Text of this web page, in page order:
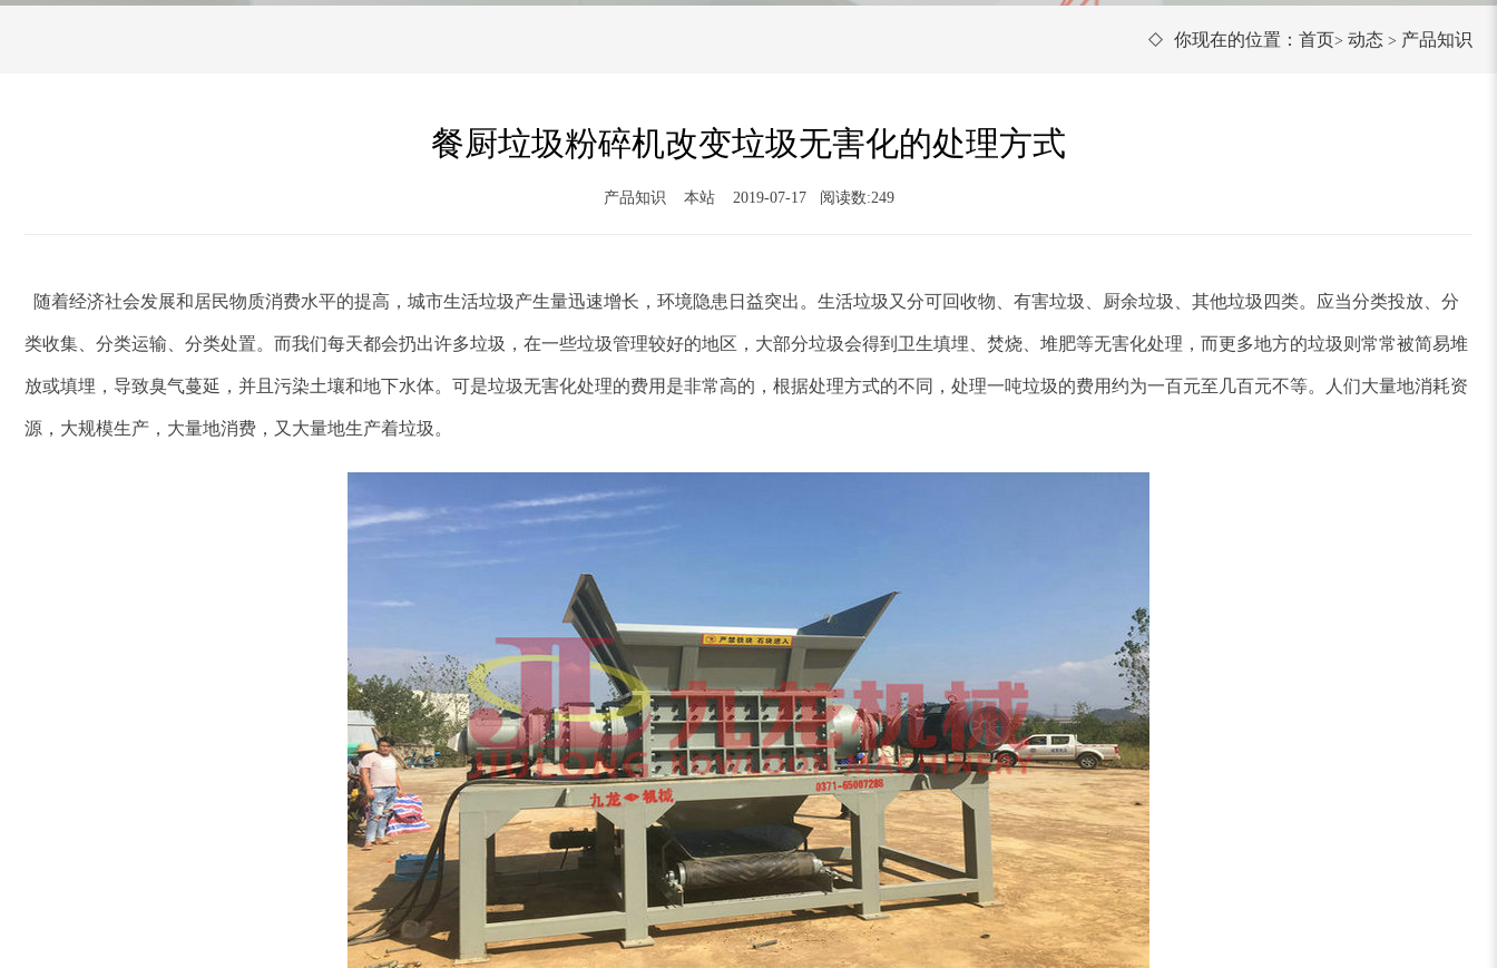
你现在的位置： 首页> 动态 > 产品知识
餐厨垃圾粉碎机改变垃圾无害化的处理方式
产品知识 本站 2019-07-17 阅读数:249
随着经济社会发展和居民物质消费水平的提高，城市生活垃圾产生量迅速增长，环境隐患日益突出。生活垃圾又分可回收物、有害垃圾、厨余垃圾、其他垃圾四类。应当分类投放、分
类收集、分类运输、分类处置。而我们每天都会扔出许多垃圾，在一些垃圾管理较好的地区，大部分垃圾会得到卫生填埋、焚烧、堆肥等无害化处理，而更多地方的垃圾则常常被简易堆
放或填埋，导致臭气蔓延，并且污染土壤和地下水体。可是垃圾无害化处理的费用是非常高的，根据处理方式的不同，处理一吨垃圾的费用约为一百元至几百元不等。人们大量地消耗资
源，大规模生产，大量地消费，又大量地生产着垃圾。